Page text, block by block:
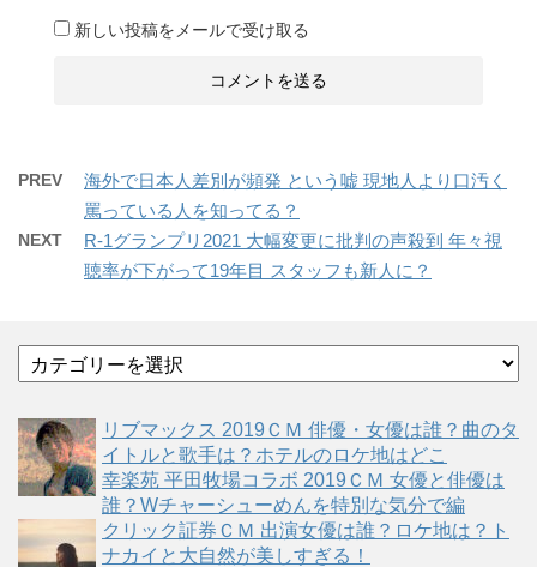
新しい投稿をメールで受け取る
PREV
海外で日本人差別が頻発 という嘘 現地人より口汚く
罵っている人を知ってる？
NEXT
R-1グランプリ2021 大幅変更に批判の声殺到 年々視
聴率が下がって19年目 スタッフも新人に？
テ
リ
ー
リブマックス 2019ＣＭ 俳優・女優は誰？曲のタ
イトルと歌手は？ホテルのロケ地はどこ
幸楽苑 平田牧場コラボ 2019ＣＭ 女優と俳優は
誰？Wチャーシューめんを特別な気分で編
クリック証券ＣＭ 出演女優は誰？ロケ地は？ト
ナカイと大自然が美しすぎる！